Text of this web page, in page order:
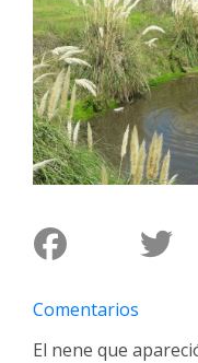
La
Ciudad
Deportes
Arte
y
Espectáculos
Cartelera
de
Comentarios
El nene que